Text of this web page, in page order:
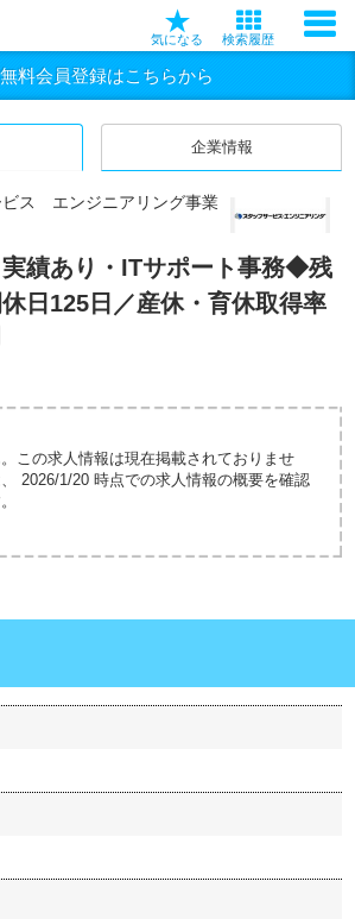
気になる 検索履歴
無料会員登録はこちらから
企業情報
ビス エンジニアリング事業
実績あり・ITサポート事務◆残
日125日／産休・育休取得率
この求人情報は現在掲載されておりませ
2026/1/20 時点での求人情報の概要を確認